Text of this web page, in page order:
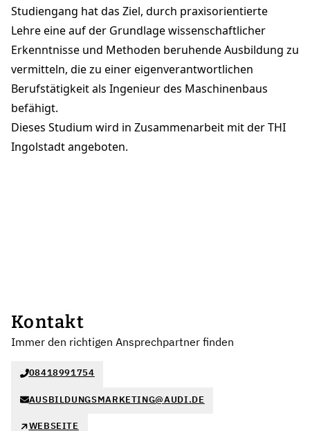
Studiengang hat das Ziel, durch praxisorientierte
Lehre eine auf der Grundlage wissenschaftlicher
Erkenntnisse und Methoden beruhende Ausbildung zu
vermitteln, die zu einer eigenverantwortlichen
Berufstätigkeit als Ingenieur des Maschinenbaus
befähigt.
Dieses Studium wird in Zusammenarbeit mit der THI
Ingolstadt angeboten.
Kontakt
Immer den richtigen Ansprechpartner finden
08418991754
AUSBILDUNGSMARKETING@AUDI.DE
WEBSEITE